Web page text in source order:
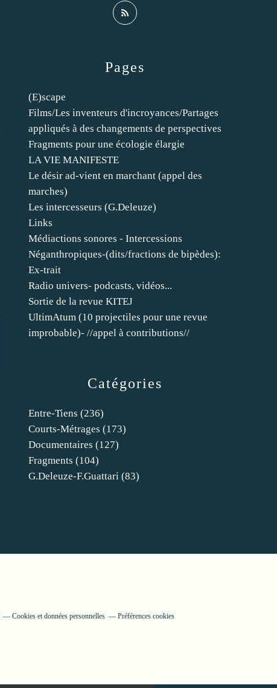
Catégories
Entre-Tiens (236)
Courts-Métrages (173)
Documentaires (127)
Fragments (104)
G.deleuze-F.guattari (83)
Pages
(E)scape
Films/Les inventeurs d'incroyances/Partages
appliqués à des changements de perspectives
Fragments pour une écologie élargie
LA VIE MANIFESTE
Le désir ad-vient en marchant (appel des
marches)
Les intercesseurs (G.Deleuze)
Links
Médiactions sonores - Intercessions
Néganthropiques-(dits/fractions de bipèdes):
Ex-trait
Radio univers- podcasts, vidéos...
Sortie de la revue KITEJ
UltimAtum (10 projectiles pour une revue
improbable)- //appel à contributions//
Cookies et données personnelles Préférences cookies